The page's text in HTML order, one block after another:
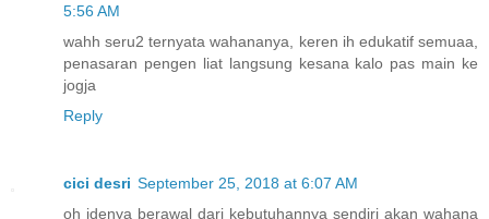
5:56 AM
wahh seru2 ternyata wahananya, keren ih edukatif semuaa,
penasaran pengen liat langsung kesana kalo pas main ke
jogja
Reply
cici desri September 25, 2018 at 6:07 AM
oh idenya berawal dari kebutuhannya sendiri akan wahana